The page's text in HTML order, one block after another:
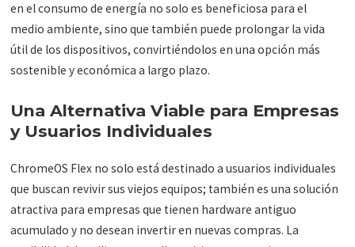
en el consumo de energía no solo es beneficiosa para el
medio ambiente, sino que también puede prolongar la vida
útil de los dispositivos, convirtiéndolos en una opción más
sostenible y económica a largo plazo.
Una Alternativa Viable para Empresas
y Usuarios Individuales
ChromeOS Flex no solo está destinado a usuarios individuales
que buscan revivir sus viejos equipos; también es una solución
atractiva para empresas que tienen hardware antiguo
acumulado y no desean invertir en nuevas compras. La